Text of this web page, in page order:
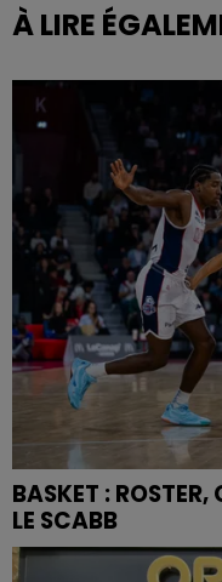
À LIRE
BASKET : ROSTER,
LE SCABB